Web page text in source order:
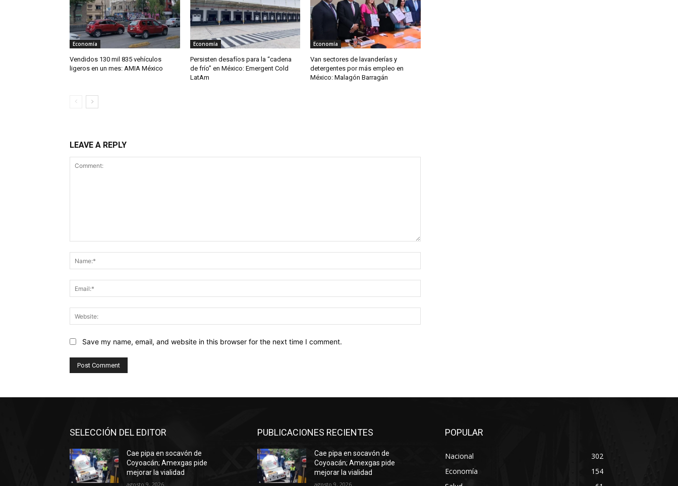
Economía
Vendidos 130 mil 835 vehículos
ligeros en un mes: AMIA México
Economía
Persisten desafíos para la “cadena
de frío” en México: Emergent Cold
LatAm
Economía
Van sectores de lavanderías y
detergentes por más empleo en
México: Malagón Barragán
LEAVE A REPLY
Save my name, email, and website in this browser for the next time I comment.
SELECCIÓN DEL EDITOR
Cae pipa en socavón de
Coyoacán; Amexgas pide
mejorar la vialidad
agosto 9, 2026
PUBLICACIONES RECIENTES
Cae pipa en socavón de
Coyoacán; Amexgas pide
mejorar la vialidad
agosto 9, 2026
POPULAR
Nacional
302
Economía
154